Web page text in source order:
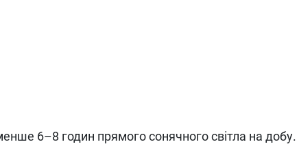
6–8 годин прямого сонячного світла на добу.